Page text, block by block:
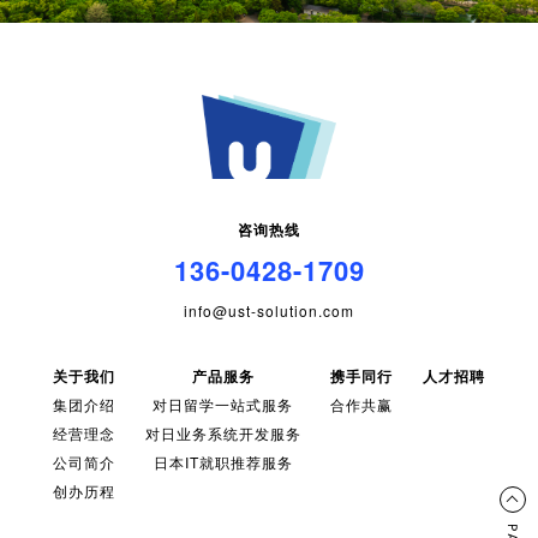
咨询热线
136-0428-1709
info@ust-solution.com
关于我们
集团介绍
经营理念
公司简介
创办历程
产品服务
对日留学一站式服务
对日业务系统开发服务
日本IT就职推荐服务
携手同行
合作共赢
人才招聘